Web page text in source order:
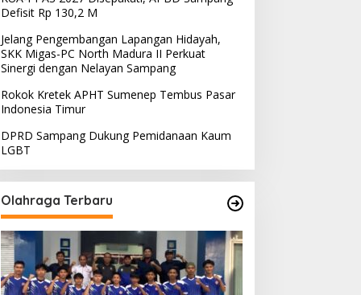
Defisit Rp 130,2 M
Jelang Pengembangan Lapangan Hidayah,
SKK Migas-PC North Madura II Perkuat
Sinergi dengan Nelayan Sampang
Rokok Kretek APHT Sumenep Tembus Pasar
Indonesia Timur
DPRD Sampang Dukung Pemidanaan Kaum
LGBT
Olahraga Terbaru